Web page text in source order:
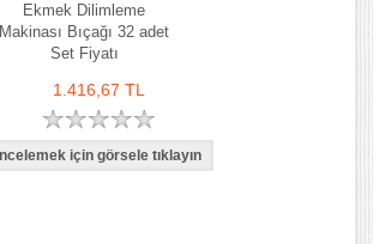
Ekmek Dilimleme
Makinası Bıçağı 32 adet
Set Fiyatı
1.416,67 TL